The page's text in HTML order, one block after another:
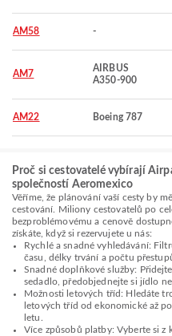
AM58 -
AM7
AIRBUS
A350-900
AM22 Boeing 787
Proč si cestovatelé vybírají
společností Aeromexico
Věříme, že plánování vaší cesty by
cestování. Miliony cestovatelů po
bezproblémovému a cenově
získáte, když si rezervujete u nás:
Rychlé a snadné vyhledávání:
času, délky trvání a počtu
Snadné doplňkové služby:
sedadlo, předobjednejte si jídlo
Možnosti letových tříd: Hledáte
letových tříd od ekonomické až
letu.
Více způsobů platby: Vyberte si